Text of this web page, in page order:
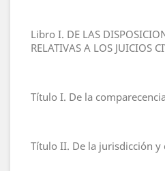
Libro I. DE LAS
RELATIVAS A LOS JUICIOS
Título I. De la
Título II. De la jurisdicción y